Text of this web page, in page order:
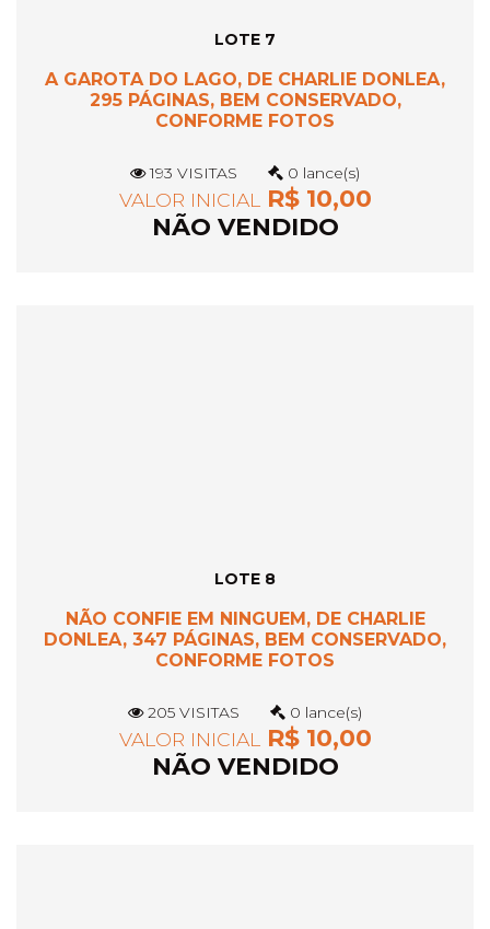
LOTE 7
A GAROTA DO LAGO, DE CHARLIE DONLEA,
295 PÁGINAS, BEM CONSERVADO,
CONFORME FOTOS
193 VISITAS 0 lance(s)
VALOR INICIAL R$ 10,00
NÃO VENDIDO
LOTE 8
NÃO CONFIE EM NINGUEM, DE CHARLIE
DONLEA, 347 PÁGINAS, BEM CONSERVADO,
CONFORME FOTOS
205 VISITAS 0 lance(s)
VALOR INICIAL R$ 10,00
NÃO VENDIDO